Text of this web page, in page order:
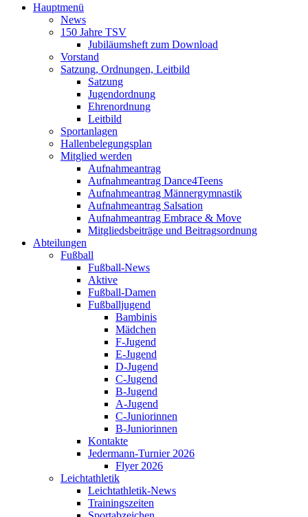
Hauptmenü
News
150 Jahre TSV
Jubiläumsheft zum Download
Vorstand
Satzung, Ordnungen, Leitbild
Satzung
Jugendordnung
Ehrenordnung
Leitbild
Sportanlagen
Hallenbelegungsplan
Mitglied werden
Aufnahmeantrag
Aufnahmeantrag Dance4Teens
Aufnahmeantrag Männergymnastik
Aufnahmeantrag Salsation
Aufnahmeantrag Embrace & Move
Mitgliedsbeiträge und Beitragsordnung
Abteilungen
Fußball
Fußball-News
Aktive
Fußball-Damen
Fußballjugend
Bambinis
Mädchen
F-Jugend
E-Jugend
D-Jugend
C-Jugend
B-Jugend
A-Jugend
C-Juniorinnen
B-Juniorinnen
Kontakte
Jedermann-Turnier 2026
Flyer 2026
Leichtathletik
Leichtathletik-News
Trainingszeiten